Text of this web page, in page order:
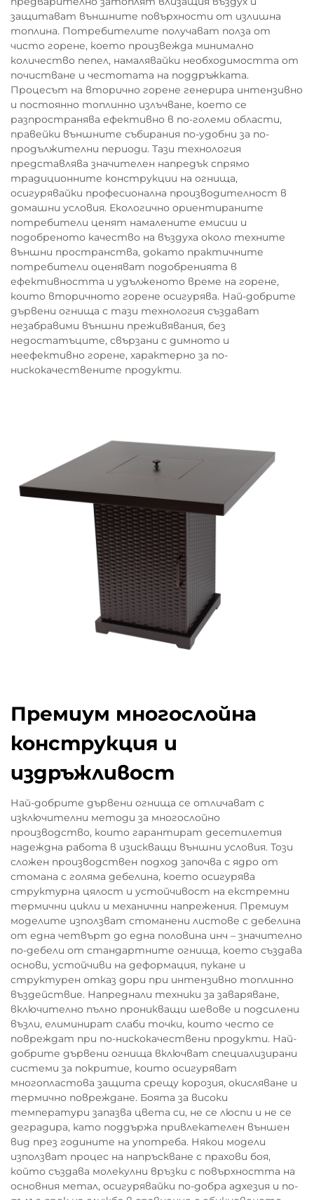
защитават външните повърхности от излишна
топлина. Потребителите получават полза от
чисто горене, което произвежда минимално
количество пепел, намалявайки необходимостта от
почистване и честотата на поддръжката.
Процесът на вторично горене генерира интензивно
и постоянно топлинно излъчване, което се
разпространява ефективно в по-големи области,
правейки външните събирания по-удобни за по-
продължителни периоди. Тази технология
представлява значителен напредък спрямо
традиционните конструкции на огнища,
осигурявайки професионална производителност в
домашни условия. Екологично ориентираните
потребители ценят намалените емисии и
подобреното качество на въздуха около техните
външни пространства, докато практичните
потребители оценяват подобренията в
ефективността и удълженото време на горене,
които вторичното горене осигурява. Най-добрите
дървени огнища с тази технология създават
незабравими външни преживявания, без
недостатъците, свързани с димното и
неефективно горене, характерно за по-
нискокачествените продукти.
Премиум многослойна
конструкция и
издръжливост
Най-добрите дървени огнища се отличават с
изключителни методи за многослойно
производство, които гарантират десетилетия
надеждна работа в изискващи външни условия. Този
сложен производствен подход започва с ядро от
стомана с голяма дебелина, което осигурява
структурна цялост и устойчивост на екстремни
термични цикли и механични напрежения. Премиум
моделите използват стоманени листове с дебелина
от една четвърт до една половина инч – значително
по-дебели от стандартните огнища, което създава
основи, устойчиви на деформация, пукане и
структурен отказ дори при интензивно топлинно
въздействие. Напреднали техники за заваряване,
включително пълно проникващи шевове и подсилени
възли, елиминират слаби точки, които често се
повреждат при по-нискокачествени продукти. Най-
добрите дървени огнища включват специализирани
системи за покритие, които осигуряват
многопластова защита срещу корозия, окисляване и
термично повреждане. Боята за високи
температури запазва цвета си, не се люспи и не се
деградира, като поддържа привлекателен външен
вид през годините на употреба. Някои модели
използват процес на напръскване с прахови боя,
който създава молекулни връзки с повърхността на
основния метал, осигурявайки по-добра адхезия и по-